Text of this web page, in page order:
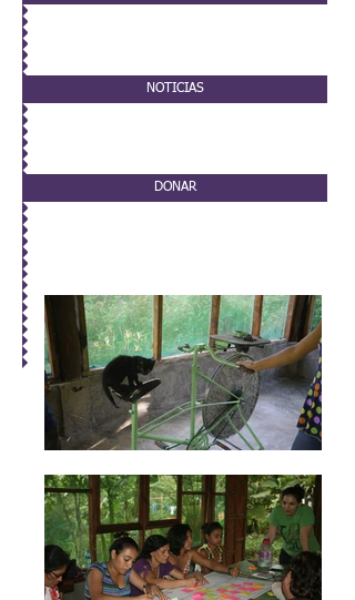
NOTICIAS
DONAR